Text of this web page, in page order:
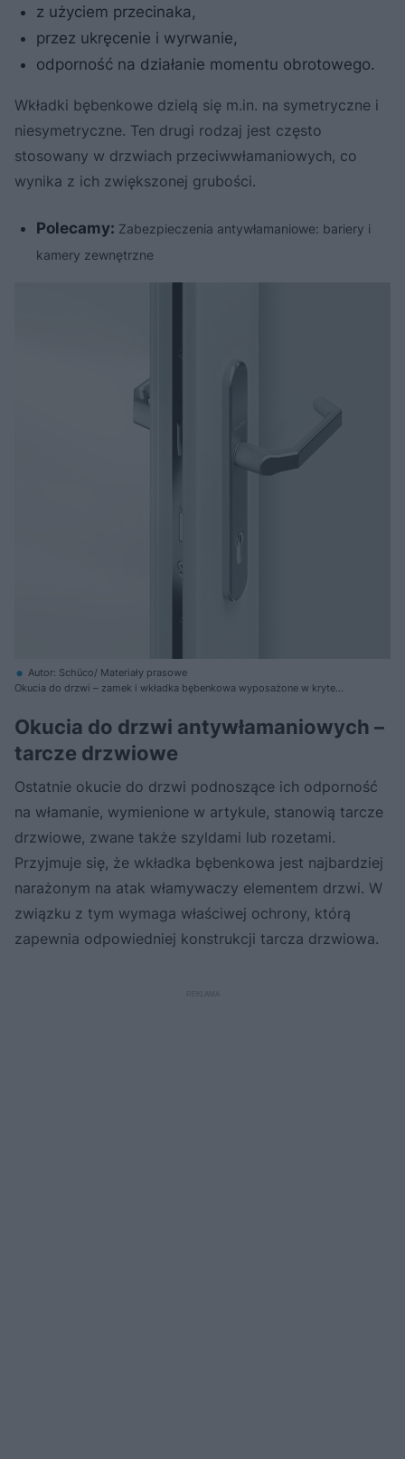
z użyciem przecinaka,
przez ukręcenie i wyrwanie,
odporność na działanie momentu obrotowego.
Wkładki bębenkowe dzielą się m.in. na symetryczne i
niesymetryczne. Ten drugi rodzaj jest często
stosowany w drzwiach przeciwwłamaniowych, co
wynika z ich zwiększonej grubości.
Polecamy: Zabezpieczenia antywłamaniowe: bariery i
kamery zewnętrzne
Autor: Schüco/ Materiały prasowe
Okucia do drzwi – zamek i wkładka bębenkowa wyposażone w kryte
Okucia do drzwi antywłamaniowych –
tarcze drzwiowe
Ostatnie okucie do drzwi podnoszące ich odporność
na włamanie, wymienione w artykule, stanowią tarcze
drzwiowe, zwane także szyldami lub rozetami.
Przyjmuje się, że wkładka bębenkowa jest najbardziej
narażonym na atak włamywaczy elementem drzwi. W
związku z tym wymaga właściwej ochrony, którą
zapewnia odpowiedniej konstrukcji tarcza drzwiowa.